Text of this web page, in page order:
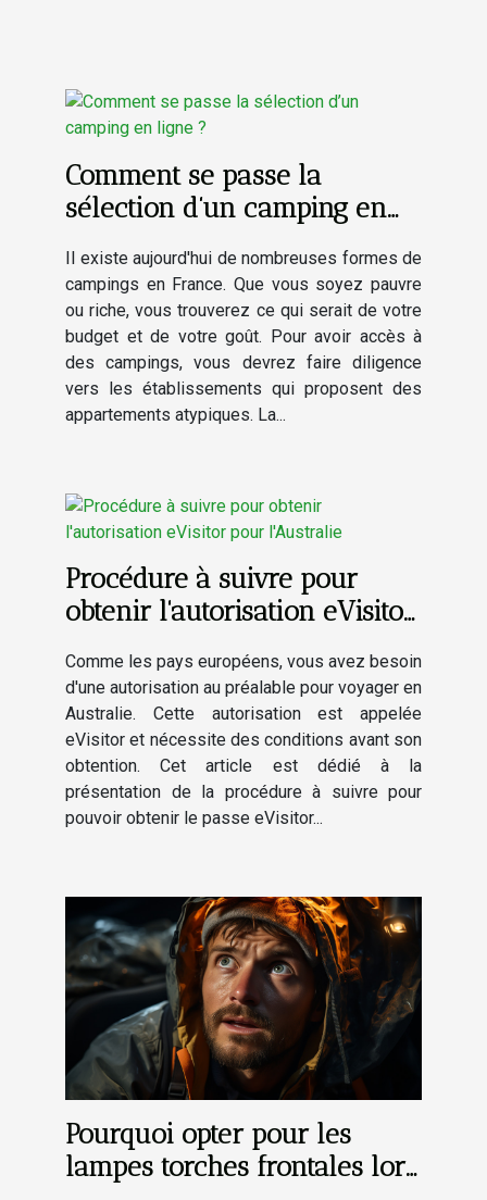
Comment se passe la
sélection d’un camping en
Il existe aujourd'hui de nombreuses formes de
campings en France. Que vous soyez pauvre
ou riche, vous trouverez ce qui serait de votre
budget et de votre goût. Pour avoir accès à
des campings, vous devrez faire diligence
vers les établissements qui proposent des
appartements atypiques. La...
Procédure à suivre pour
obtenir l'autorisation eVisitor
Comme les pays européens, vous avez besoin
d'une autorisation au préalable pour voyager en
Australie. Cette autorisation est appelée
eVisitor et nécessite des conditions avant son
obtention. Cet article est dédié à la
présentation de la procédure à suivre pour
pouvoir obtenir le passe eVisitor...
Pourquoi opter pour les
lampes torches frontales lors